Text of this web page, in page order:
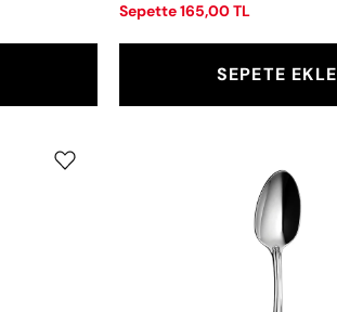
Sepette 165,00 TL
SEPETE EKLE
1400
Kahve
Kaşık